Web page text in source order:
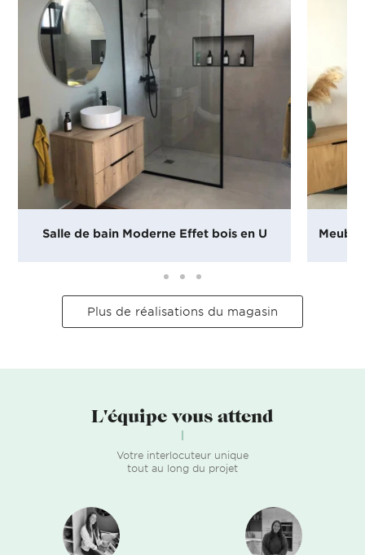
Salle de bain Moderne Effet bois en U
Plus de réalisations du magasin
L'équipe vous attend
Votre interlocuteur unique
tout au long du projet